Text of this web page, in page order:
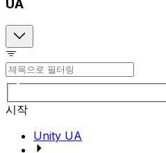
UA
시작
Unity UA